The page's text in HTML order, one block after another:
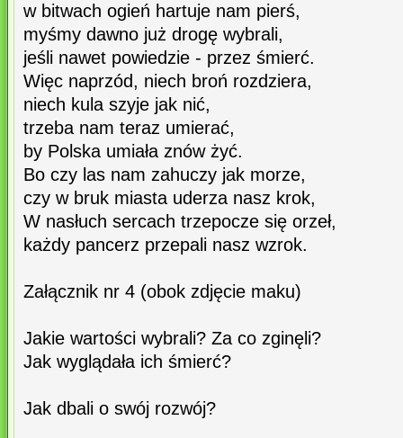
w bitwach ogień hartuje nam pierś,
myśmy dawno już drogę wybrali,
jeśli nawet powiedzie - przez śmierć.
Więc naprzód, niech broń rozdziera,
niech kula szyje jak nić,
trzeba nam teraz umierać,
by Polska umiała znów żyć.
Bo czy las nam zahuczy jak morze,
czy w bruk miasta uderza nasz krok,
W nasłuch sercach trzepocze się orzeł,
każdy pancerz przepali nasz wzrok.
Załącznik nr 4 (obok zdjęcie maku)
Jakie wartości wybrali? Za co zginęli?
Jak wyglądała ich śmierć?
Jak dbali o swój rozwój?